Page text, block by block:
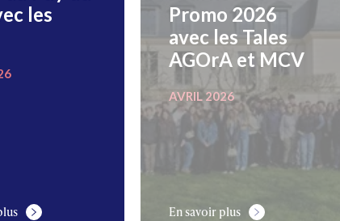
les
Promo 2026
avec les Tales
AGOrA et MCV
AVRIL 2026
En savoir plus